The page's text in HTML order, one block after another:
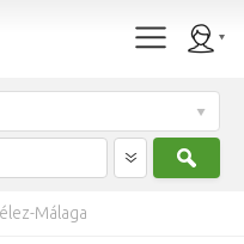
Málaga